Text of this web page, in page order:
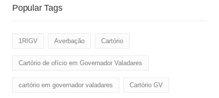
Popular Tags
1RIGV Averbação Cartório
Cartório de ofício em Governador Valadares
cartório em governador valadares Cartório GV